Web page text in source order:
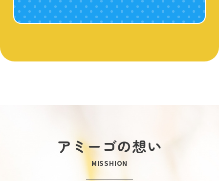
アミーゴの想い
MISSHION